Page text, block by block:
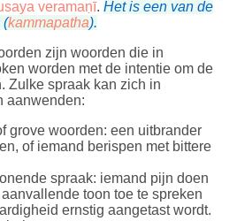
veramaṇī. Het is een van de
(kammapatha).
zijn woorden die in
worden met de intentie om de
Zulke spraak kan zich in
aanwenden:
grove woorden: een uitbrander
of iemand berispen met bittere
spraak: iemand pijn doen
toon toe te spreken
ernstig aangetast wordt.